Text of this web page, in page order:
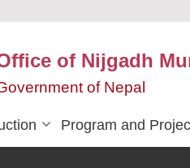
of Nijgadh
of Nepal
Program and